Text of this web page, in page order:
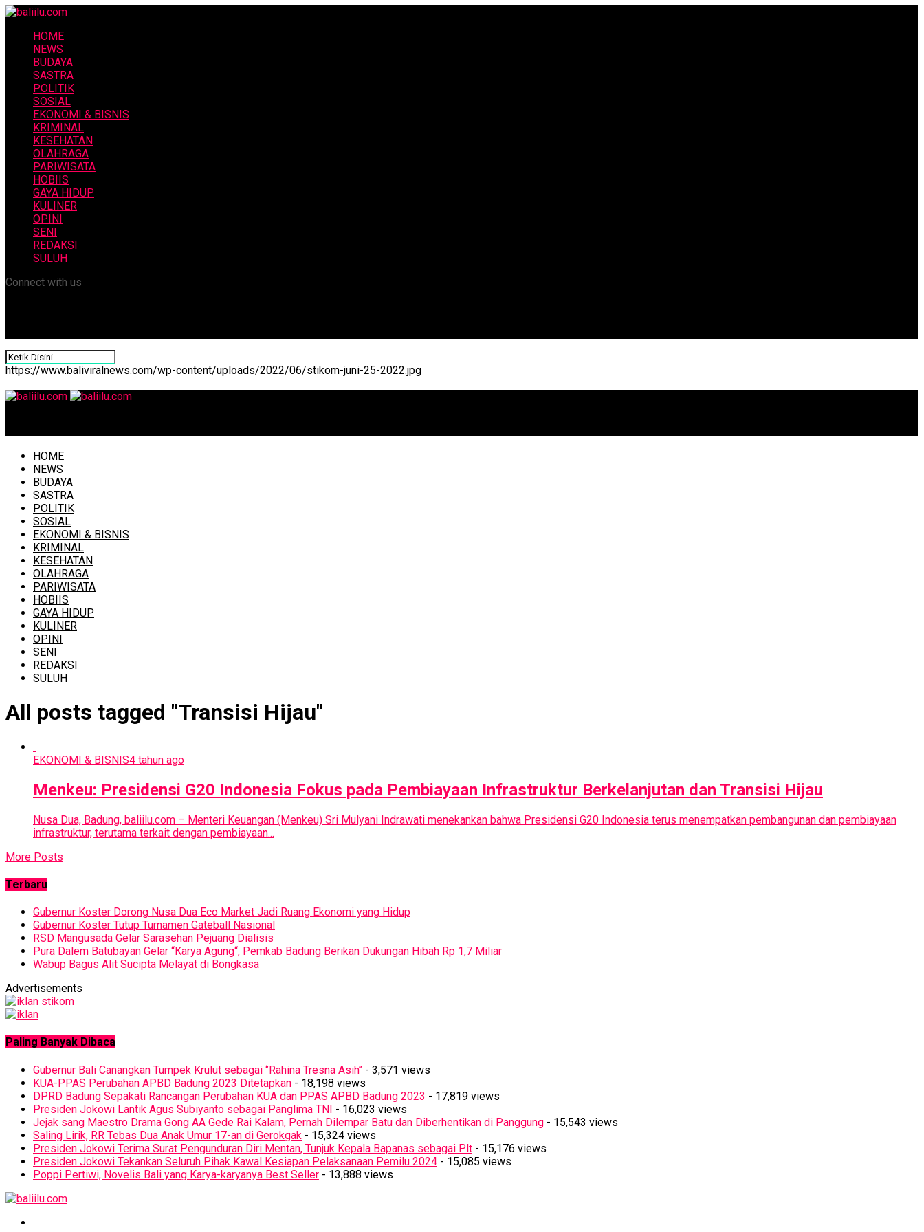
HOME
NEWS
BUDAYA
SASTRA
POLITIK
SOSIAL
EKONOMI & BISNIS
KRIMINAL
KESEHATAN
OLAHRAGA
PARIWISATA
HOBIIS
GAYA HIDUP
KULINER
OPINI
SENI
REDAKSI
SULUH
Connect with us
https://www.baliviralnews.com/wp-content/uploads/2022/06/stikom-juni-25-2022.jpg
HOME
NEWS
BUDAYA
SASTRA
POLITIK
SOSIAL
EKONOMI & BISNIS
KRIMINAL
KESEHATAN
OLAHRAGA
PARIWISATA
HOBIIS
GAYA HIDUP
KULINER
OPINI
SENI
REDAKSI
SULUH
All posts tagged "Transisi Hijau"
EKONOMI & BISNIS4 tahun ago
Menkeu: Presidensi G20 Indonesia Fokus pada Pembiayaan Infrastruktur Berkelanjutan dan Transisi Hijau
Nusa Dua, Badung, baliilu.com – Menteri Keuangan (Menkeu) Sri Mulyani Indrawati menekankan bahwa Presidensi G20 Indonesia terus menempatkan pembangunan dan pembiayaan
infrastruktur, terutama terkait dengan pembiayaan...
More Posts
Terbaru
Gubernur Koster Dorong Nusa Dua Eco Market Jadi Ruang Ekonomi yang Hidup
Gubernur Koster Tutup Turnamen Gateball Nasional
RSD Mangusada Gelar Sarasehan Pejuang Dialisis
Pura Dalem Batubayan Gelar “Karya Agung“, Pemkab Badung Berikan Dukungan Hibah Rp 1,7 Miliar
Wabup Bagus Alit Sucipta Melayat di Bongkasa
Advertisements
Paling Banyak Dibaca
Gubernur Bali Canangkan Tumpek Krulut sebagai ‘’Rahina Tresna Asih’’ - 3,571 views
KUA-PPAS Perubahan APBD Badung 2023 Ditetapkan - 18,198 views
DPRD Badung Sepakati Rancangan Perubahan KUA dan PPAS APBD Badung 2023 - 17,819 views
Presiden Jokowi Lantik Agus Subiyanto sebagai Panglima TNI - 16,023 views
Jejak sang Maestro Drama Gong AA Gede Rai Kalam, Pernah Dilempar Batu dan Diberhentikan di Panggung - 15,543 views
Saling Lirik, RR Tebas Dua Anak Umur 17-an di Gerokgak - 15,324 views
Presiden Jokowi Terima Surat Pengunduran Diri Mentan, Tunjuk Kepala Bapanas sebagai Plt - 15,176 views
Presiden Jokowi Tekankan Seluruh Pihak Kawal Kesiapan Pelaksanaan Pemilu 2024 - 15,085 views
Poppi Pertiwi, Novelis Bali yang Karya-karyanya Best Seller - 13,888 views